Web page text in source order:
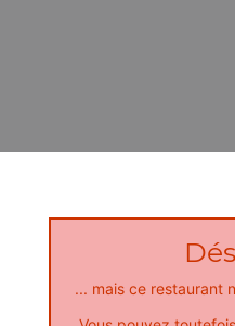
... mais ce restaurant